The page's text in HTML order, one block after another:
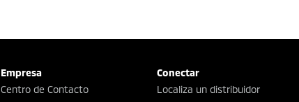
Empresa
Centro de Contacto
Conectar
Localiza un distribuidor